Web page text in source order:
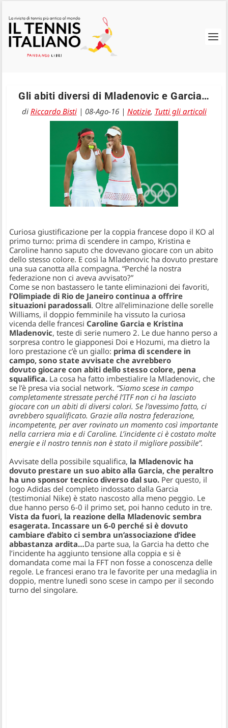
Gli abiti diversi di Mladenovic e Garcia…
di Riccardo Bisti| 08-Ago-16| Notizie, Tutti gli articoli
Curiosa giustificazione per la coppia francese dopo il KO al
primo turno: prima di scendere in campo, Kristina e
Caroline hanno saputo che dovevano giocare con un abito
dello stesso colore. E così la Mladenovic ha dovuto prestare
una sua canotta alla compagna. “Perché la nostra
federazione non ci aveva avvisato?”
Come se non bastassero le tante eliminazioni dei favoriti,
l’Olimpiade di Rio de Janeiro continua a offrire
situazioni paradossali. Oltre all’eliminazione delle sorelle
Williams, il doppio femminile ha vissuto la curiosa
vicenda delle francesiCaroline Garcia e Kristina
Mladenovic, teste di serie numero 2. Le due hanno perso a
sorpresa contro le giapponesi Doi e Hozumi, ma dietro la
loro prestazione c’è un giallo: prima di scendere in
campo, sono state avvisate che avrebbero
dovuto giocare con abiti dello stesso colore, pena
squalifica. La cosa ha fatto imbestialire la Mladenovic, che
se l’è presa via social network. “Siamo scese in campo
completamente stressate perché l’ITF non ci ha lasciato
giocare con un abiti di diversi colori. Se l’avessimo fatto, ci
avrebbero squalificato. Grazie alla nostra federazione,
incompetente, per aver rovinato un momento così importante
nella carriera mia e di Caroline. L’incidente ci è costato molte
energie e il nostro tennis non è stato il migliore possibile”.
Avvisate della possibile squalifica, la Mladenovic ha
dovuto prestare un suo abito alla Garcia, che peraltro
ha uno sponsor tecnico diverso dal suo. Per questo, il
logo Adidas del completo indossato dalla Garcia
(testimonial Nike) è stato nascosto alla meno peggio. Le
due hanno perso 6-0 il primo set, poi hanno ceduto in tre.
Vista da fuori, la reazione della Mladenovic sembra
esagerata. Incassare un 6-0 perché si è dovuto
cambiare d’abito ci sembra un’associazione d’idee
abbastanza ardita…Da parte sua, la Garcia ha detto che
l’incidente ha aggiunto tensione alla coppia e si è
domandata come mai la FFT non fosse a conoscenza delle
regole. Le francesi erano tra le favorite per una medaglia in
doppio, mentre lunedì sono scese in campo per il secondo
turno del singolare.